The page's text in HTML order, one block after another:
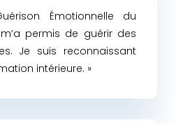
Émotionnelle du
permis de guérir des
Je suis reconnaissant
intérieure. »